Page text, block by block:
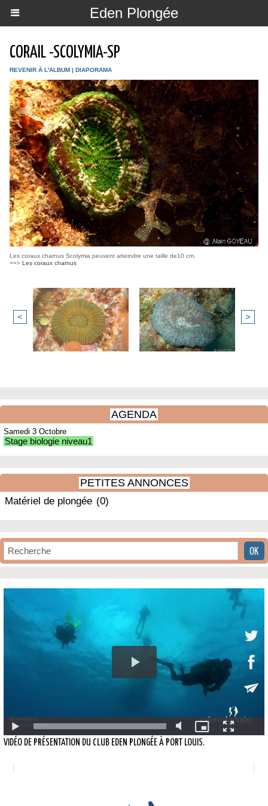
Eden Plongée
CORAIL -SCOLYMIA-SP
REVENIR À L'ALBUM | DIAPORAMA
Les coraux charnus Scolymia peuvent atteindre une taille de10 cm.
==> Les coraux charnus
< >
AGENDA
Samedi 3 Octobre
Stage biologie niveau1
PETITES ANNONCES
Matériel de plongée (0)
VIDÉO DE PRÉSENTATION DU CLUB EDEN PLONGÉE À PORT LOUIS.